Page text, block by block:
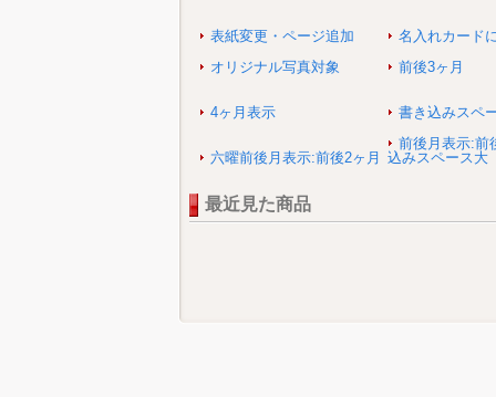
表紙変更・ページ追加
名入れカード
オリジナル写真対象
前後3ヶ月
4ヶ月表示 書き込みスペ
六曜前後月表示:前後2ヶ月
前後月表示:前
込みスペース大
最近見た商品